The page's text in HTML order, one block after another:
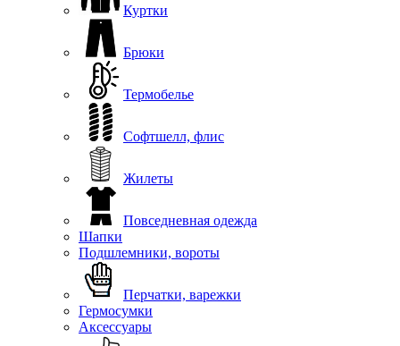
Куртки
Брюки
Термобелье
Софтшелл, флис
Жилеты
Повседневная одежда
Шапки
Подшлемники, вороты
Перчатки, варежки
Гермосумки
Аксессуары